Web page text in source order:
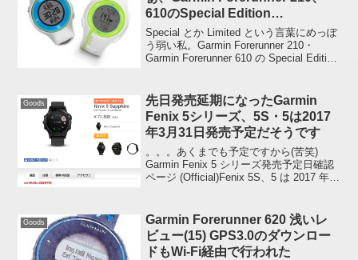
610のSpecial Edition
(Multicolor)
Special とか Limited という言葉にめっぽ
う弱い私。Garmin Forerunner 210・
Garmin Forerunner 610 の Special Edition
Goods
先日発売延期になったGarmin
Fenix 5シリーズ、5S・5は2017
年3月31日発売予定だそうです
。。。あくまでも予定ですから(苦笑)
Garmin Fenix 5 シリーズ発売予定日確認
ページ (Official)Fenix 5S、5 は 2017 年 3
Goods
Garmin Forerunner 620 浅いレ
ビュー(15) GPS3.0のダウンロー
ドもWi-Fi経由で行われた